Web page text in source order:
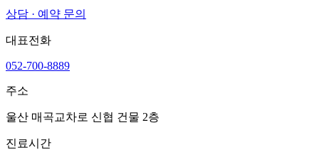
상담 · 예약 문의
대표전화
052-700-8889
주소
울산 매곡교차로 신협 건물 2층
진료시간